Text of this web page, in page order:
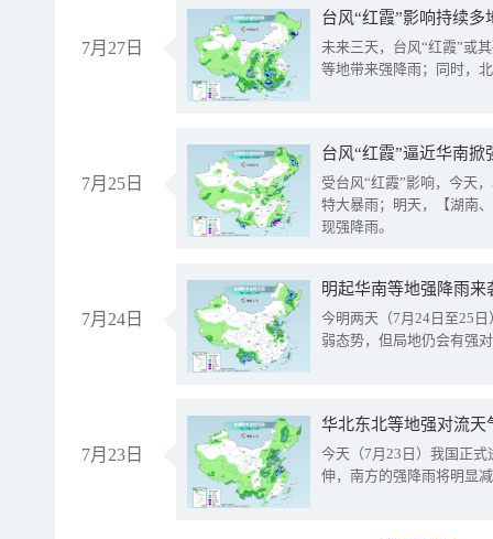
7月27日
台风“红霞”影响持续
未来三天，台风“红霞”或
等地带来强降雨；同时，
7月25日
台风“红霞”逼近华南
受台风“红霞”影响，今天
特大暴雨；明天，【湖南
现强降雨。
7月24日
明起华南等地强降雨
今明两天（7月24日至25
弱态势，但局地仍会有强
7月23日
华北东北等地强对流天
今天（7月23日）我国正
伸，南方的强降雨将明显